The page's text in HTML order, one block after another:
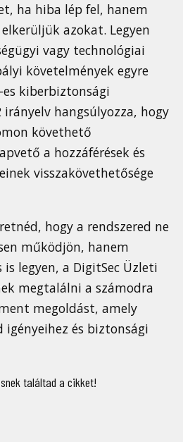
ha hiba lép fel, hanem
azokat. Legyen
vagy technológiai
követelmények egyre
kiberbiztonsági
irányelv hangsúlyozza, hogy
követhető
a hozzáférések és
visszakövethetősége
hogy a rendszered ne
működjön, hanem
legyen, a DigitSec Üzleti
megtalálni a számodra
megoldást, amely
és biztonsági
találtad a cikket!